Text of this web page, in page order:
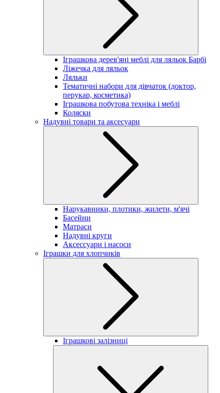
Іграшкова дерев'яні меблі для ляльок Барбі
Ліжечка для ляльок
Ляльки
Тематичні набори для дівчаток (доктор,
перукар, косметика)
Іграшкова побутова техніка і меблі
Коляски
Надувні товари та аксесуари
Нарукавники, плотики, жилети, м'ячі
Басейни
Матраси
Надувні круги
Аксессуари і насоси
Іграшки для хлопчиків
Іграшкові залізниці